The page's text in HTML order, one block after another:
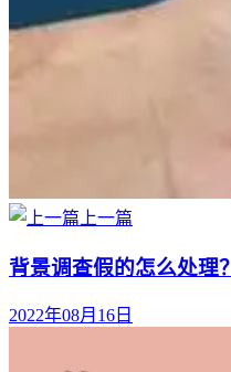
上一篇
背景调查假的怎么处理？
2022年08月16日